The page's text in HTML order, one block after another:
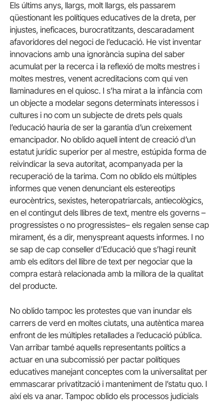
Els últims anys, llargs, molt llargs, els passarem
qüestionant les polítiques educatives de la dreta, per
injustes, ineficaces, burocratitzants, descaradament
afavoridores del negoci de l’educació. He vist inventar
innovacions amb una ignorància supina del saber
acumulat per la recerca i la reflexió de molts mestres i
moltes mestres, venent acreditacions com qui ven
llaminadures en el quiosc. I s’ha mirat a la infància com
un objecte a modelar segons determinats interessos i
cultures i no com un subjecte de drets pels quals
l’educació hauria de ser la garantia d’un creixement
emancipador. No oblido aquell intent de creació d’un
estatut jurídic superior per al mestre, estúpida forma de
reivindicar la seva autoritat, acompanyada per la
recuperació de la tarima. Com no oblido els múltiples
informes que venen denunciant els estereotips
eurocèntrics, sexistes, heteropatriarcals, antiecològics,
en el contingut dels llibres de text, mentre els governs –
progressistes o no progressistes– els regalen sense cap
mirament, és a dir, menyspreant aquests informes. I no
se sap de cap conseller d’Educació que s’hagi reunit
amb els editors del llibre de text per negociar que la
compra estarà relacionada amb la millora de la qualitat
del producte.
No oblido tampoc les protestes que van inundar els
carrers de verd en moltes ciutats, una autèntica marea
enfront de les múltiples retallades a l’educació pública.
Van arribar també aquells representants polítics a
actuar en una subcomissió per pactar polítiques
educatives manejant conceptes com la universalitat per
emmascarar privatització i manteniment de l’statu quo. I
així els va anar. Tampoc oblido els processos judicials